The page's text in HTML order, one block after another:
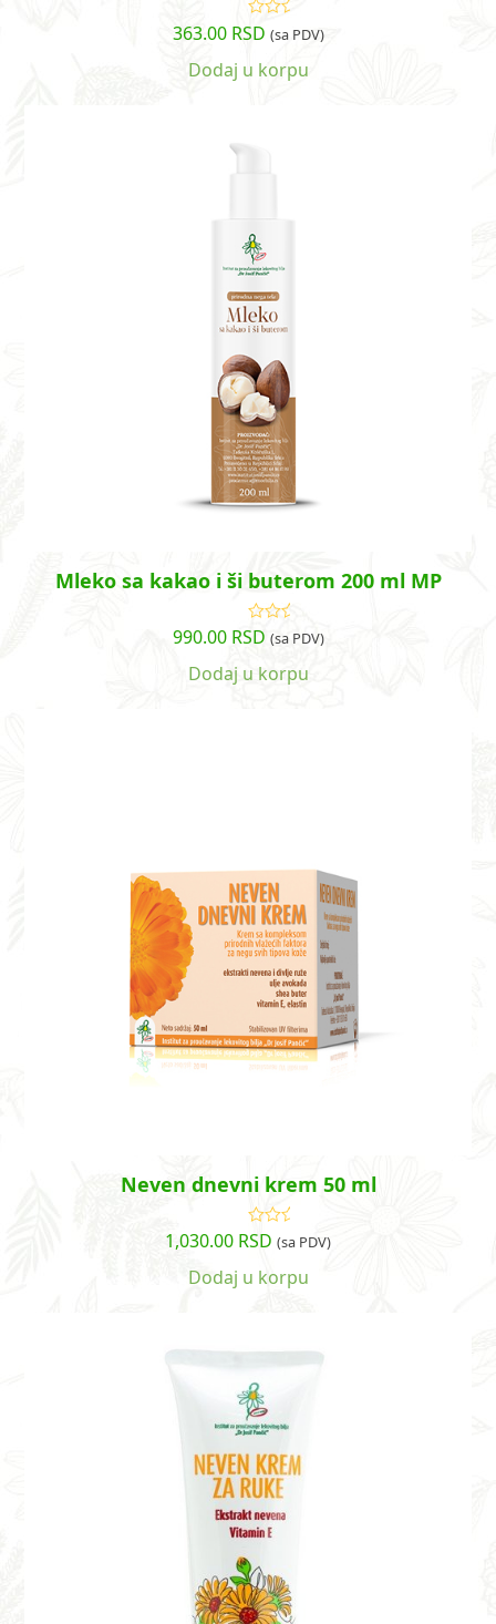
Ocenjeno
sa4.60od
363.00 RSD (sa PDV)
Dodaj u korpu
Mleko sa kakao i ši buterom 200 ml MP
Ocenjeno
sa5.00od
990.00 RSD (sa PDV)
Dodaj u korpu
Neven dnevni krem 50 ml
Ocenjeno
sa4.96 od
1,030.00 RSD (sa PDV)
Dodaj u korpu